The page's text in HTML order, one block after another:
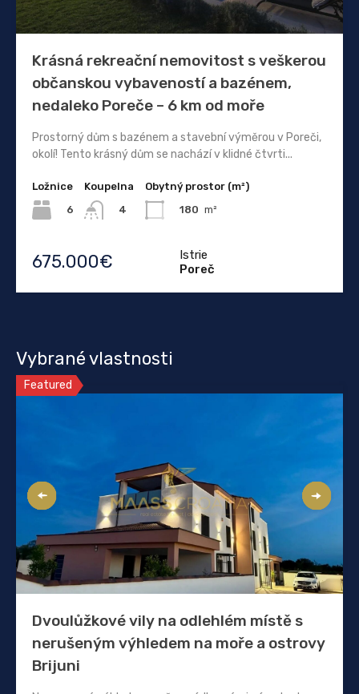
Krásná rekreační nemovitost s veškerou
občanskou vybaveností a bazénem, ​​
nedaleko Poreče – 6 km od moře
Prostorný dům s bazénem a stavební výměrou v Poreči,
okolí! Tento krásný dům se nachází v klidné čtvrti...
Ložnice
6
Koupelna
4
Obytný prostor (m²)
180 m²
675.000€
Istrie
Poreč
Vybrané vlastnosti
Featured
Dvoulůžkové vily na odlehlém místě s
nerušeným výhledem na moře a ostrovy
Brijuni